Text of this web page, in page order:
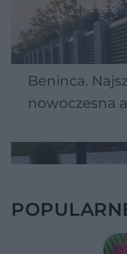
Beninca.
nowoczesna